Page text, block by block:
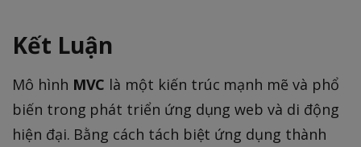
Kết Luận
Mô hình MVC là một kiến trúc mạnh mẽ và phổ
biến trong phát triển ứng dụng web và di động
hiện đại. Bằng cách tách biệt ứng dụng thành